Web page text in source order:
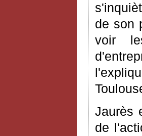
de son
voir
Jaurès
de